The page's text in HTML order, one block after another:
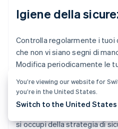
Igiene della
Controlla regolarmente i
che non vi siano segni di
Modifica periodicamente le
crittografia più recenti. Se la
gestita dal tuo fornitore,
si occupi della strategia di
You’re viewing our website for
you’re in the United States.
Switch to the United